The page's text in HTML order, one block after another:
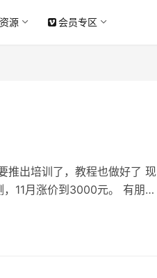
源 会员专区
推出培训了，教程也做好了 现
11月涨价到3000元。 有朋友